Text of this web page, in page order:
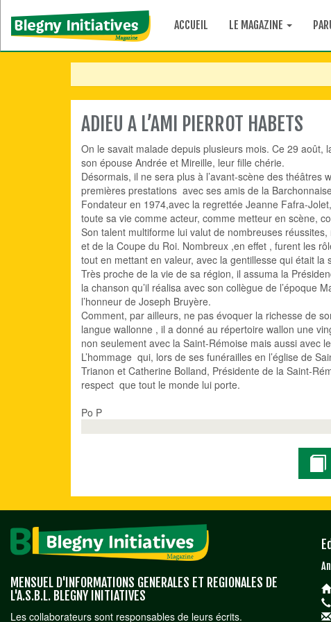
ACCUEIL LE MAGAZINE
ADIEU A L’AMI PIERROT HABETS
On le savait malade depuis plusieurs mois. Ce 29 août,
son épouse Andrée et Mireille, leur fille chérie.
Désormais, il ne sera plus à l’avant-scène des
premières prestations avec ses amis de la
Fondateur en 1974,avec la regrettée Jeanne Fafra-
toute sa vie comme acteur, comme metteur en scène,
Son talent multiforme lui valut de nombreuses
et de la Coupe du Roi. Nombreux ,en effet , furent les
tout en mettant en valeur, avec la gentillesse qui était la
Très proche de la vie de sa région, il assuma la
la chanson qu’il réalisa avec son collègue de
l’honneur de Joseph Bruyère.
Comment, par ailleurs, ne pas évoquer la richesse de
langue wallonne , il a donné au répertoire wallon une
non seulement avec la Saint-Rémoise mais aussi avec
L’hommage qui, lors de ses funérailles en l’église de
Trianon et Catherine Bolland, Présidente de la Saint-
respect que tout le monde lui porte.
Po P
MENSUEL D'INFORMATIONS GENERALES ET REGIONALES DE
L'A.S.B.L. BLEGNY INITIATIVES
Les collaborateurs sont responsables de leurs écrits.